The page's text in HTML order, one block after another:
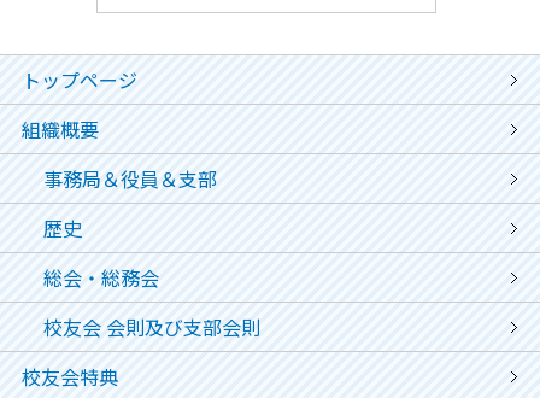
トップページ
組織概要
事務局＆役員＆支部
歴史
総会・総務会
校友会 会則及び支部会則
校友会特典